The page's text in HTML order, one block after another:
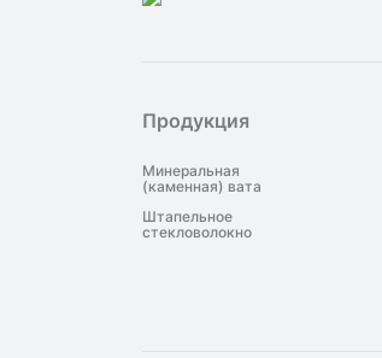
Продукция
Минеральная
(каменная) вата
Штапельное
стекловолокно